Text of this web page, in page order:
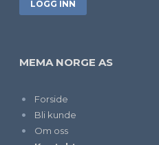
MEMA NORGE AS
Forside
Bli kunde
Om oss